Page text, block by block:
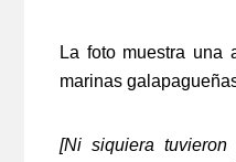
La foto muestra una
marinas
[Ni siquiera